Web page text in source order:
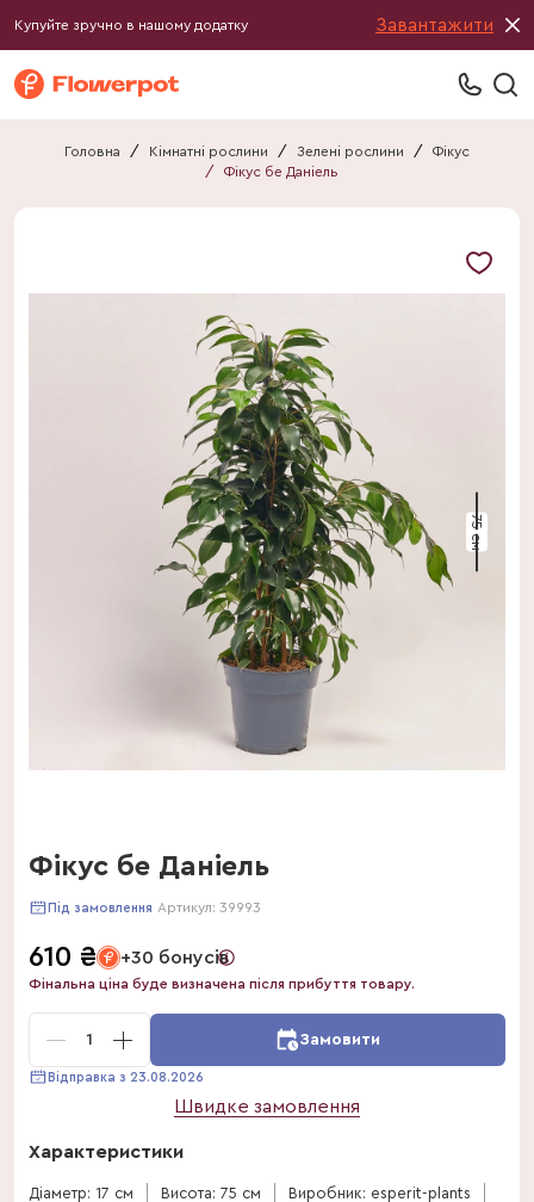
Купуйте зручно в нашому додатку Завантажити
Головна / Кімнатні рослини / Зелені рослини /
Фікус
/
Фікус бе Даніель
75 см
Фікус бе Даніель
Під замовлення Артикул: 39993
610 ₴ +30 бонусів
Фінальна ціна буде визначена після прибуття товару.
1 Замовити
Відправка з 23.08.2026
Швидке замовлення
Характеристики
Діаметр: 17 см Висота: 75 см
Виробник: esperit-plants